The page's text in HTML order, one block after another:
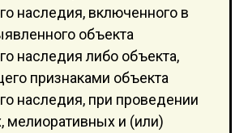
наследия, включенного в
объекта
наследия либо объекта,
признаками объекта
наследия, при проведении
мелиоративных и (или)